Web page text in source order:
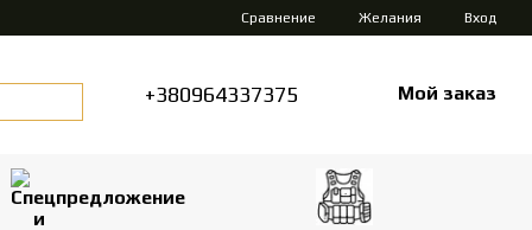
Сравнение Желания Вход
+380964337375 Мой заказ